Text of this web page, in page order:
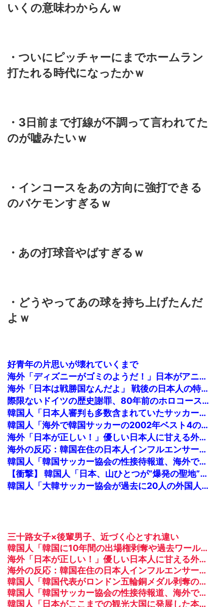
いくの意味わからんｗ
・ついにピッチャーにまでホームラン
打たれる時代になったかｗ
・3日前まで打線が不調って言われてた
のが嘘みたいｗ
・インコースをあの方向に強打できる
のバケモンすぎるｗ
・あの打球音やばすぎるｗ
・どうやってあの球を持ち上げたんだ
よｗ
好青年の片思いが壊れていくまで
海外「ディズニーがゴミのようだ！」日本がアニメ化した米人気SF作品に絶賛の声が殺到中
海外「日本は戦勝国なんだよ」 戦後の日本人の特別な生き様に各国から称賛の声
際限ないドイツの歴史謝罪、80年前のホロコースト被害者に賠償…「日本はドイツを見習え」
韓国人「日本人審判も多数含まれていたサッカー協会の衝撃的な接待リストに衝撃の声！」→「日本人審判の名前が次々と明るみに‥」
韓国人「海外で韓国サッカーの2002年ベスト4の実力は、実際にはどれくらい認められてるんだ…？（ブルブル」＝韓国の反応
海外「日本が正しい！」優しい日本人に甘える外国人に海外が大騒ぎ
海外の反応：韓国在住の日本人インフルエンサーがライブ配信中に自殺、Kポップファンから嫌がらせか
韓国人「韓国サッカー協会の性接待報道、海外でも大騒ぎに・・・2002年W杯4強の記録取り消しの声も」→「マジで国の恥だ」「2002年まで疑う価値があ...
【衝撃】 韓国人「日本、山ひとつが”爆発の聖地”になってる」
韓国人「大韓サッカー協会が過去に20人の外国人審判らに不謹慎接待をしていた証拠が揃いながらも不起訴処分に成っていた事が明らかに‥」
三十路女子×後輩男子、近づく心とすれ違い
韓国人「韓国に10年間の出場権剥奪や過去ワールドカップ、オリンピック予選の記録削除を要求するFIFA公式制裁を海外メディアが報道！」
海外「日本が正しい！」優しい日本人に甘える外国人に海外が大騒ぎ
海外の反応：韓国在住の日本人インフルエンサーがライブ配信中に自殺、Kポップファンから嫌がらせか
韓国人「韓国代表がロンドン五輪銅メダル剥奪の危機！海外メディアが『時効の壁を越えてIOCの調査対象になり得る』と報道！」
韓国人「韓国サッカー協会の性接待報道、海外でも大騒ぎに・・・2002年W杯4強の記録取り消しの声も」→「マジで国の恥だ」「2002年まで疑う価値があ...
韓国人「日本がここまでの観光大国に発展した本当の理由がこちら…」→「昔から日本は愛されてた…（ﾌﾞﾙﾌﾞﾙ」＝韓国の反応